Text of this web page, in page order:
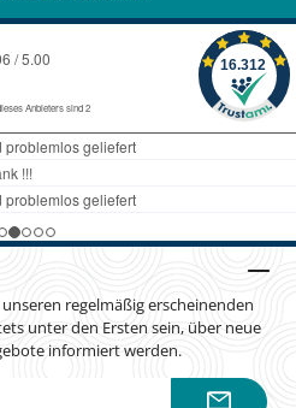
regelmäßig erscheinenden
unter den Ersten sein, über neue
informiert werden.